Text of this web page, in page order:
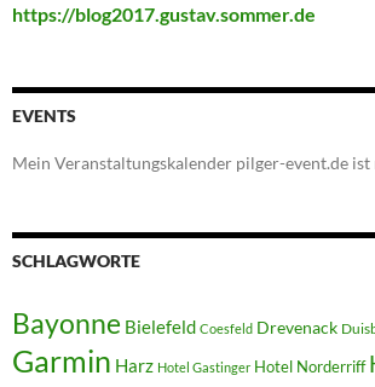
https://blog2017.gustav.sommer.de
EVENTS
Mein Veranstaltungskalender pilger-event.de
SCHLAGWORTE
Bayonne Bielefeld Coesfeld Drevenack
Garmin Harz Hotel Gastinger Hotel Norderriff